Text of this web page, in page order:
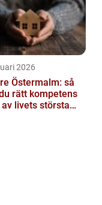
2026
Östermalm: så
rätt kompetens
livets största